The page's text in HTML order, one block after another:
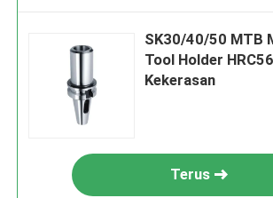
SK30/40/50 MTB
Tool Holder
Kekerasan
Terus